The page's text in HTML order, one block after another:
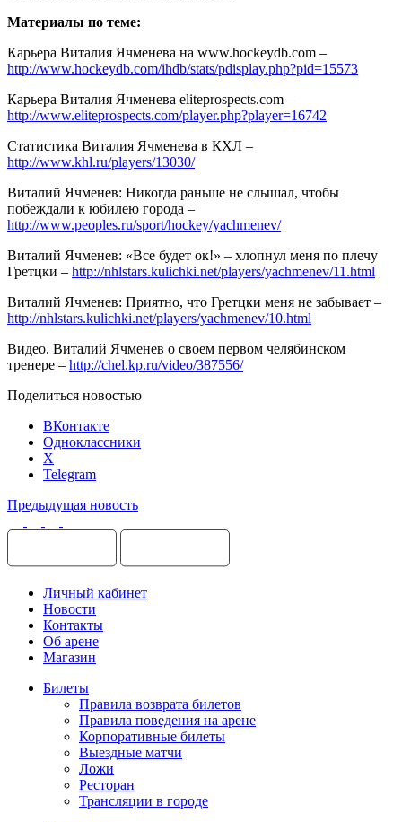
Материалы по теме:
Карьера Виталия Ячменева на www.hockeydb.com –
http://www.hockeydb.com/ihdb/stats/pdisplay.php?pid=15573
Карьера Виталия Ячменева eliteprospects.com –
http://www.eliteprospects.com/player.php?player=16742
Статистика Виталия Ячменева в КХЛ –
http://www.khl.ru/players/13030/
Виталий Ячменев: Никогда раньше не слышал, чтобы
побеждали к юбилею города –
http://www.peoples.ru/sport/hockey/yachmenev/
Виталий Ячменев: «Все будет ок!» – хлопнул меня по плечу
Гретцки – http://nhlstars.kulichki.net/players/yachmenev/11.html
Виталий Ячменев: Приятно, что Гретцки меня не забывает –
http://nhlstars.kulichki.net/players/yachmenev/10.html
Видео. Виталий Ячменев о своем первом челябинском
тренере – http://chel.kp.ru/video/387556/
Поделиться новостью
ВКонтакте
Одноклассники
X
Telegram
Предыдущая новость
Личный кабинет
Новости
Контакты
Об арене
Магазин
Билеты
Правила возврата билетов
Правила поведения на арене
Корпоративные билеты
Выездные матчи
Ложи
Ресторан
Трансляции в городе